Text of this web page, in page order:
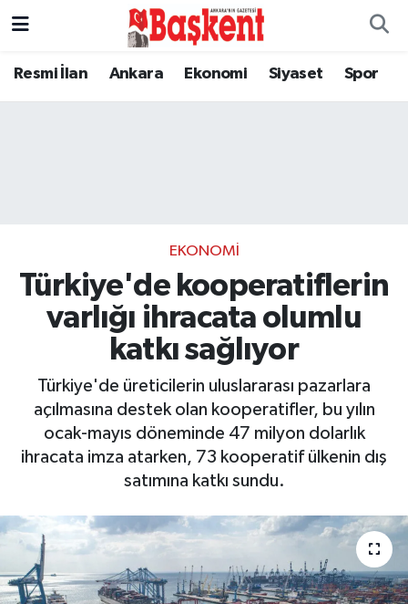
Resmi İlan Ankara Ekonomi Siyaset Spor
EKONOMI
Türkiye'de kooperatiflerin
varlığı ihracata olumlu
katkı sağlıyor
Türkiye'de üreticilerin uluslararası pazarlara
açılmasına destek olan kooperatifler, bu yılın
ocak-mayıs döneminde 47 milyon dolarlık
ihracata imza atarken, 73 kooperatif ülkenin dış
satımına katkı sundu.